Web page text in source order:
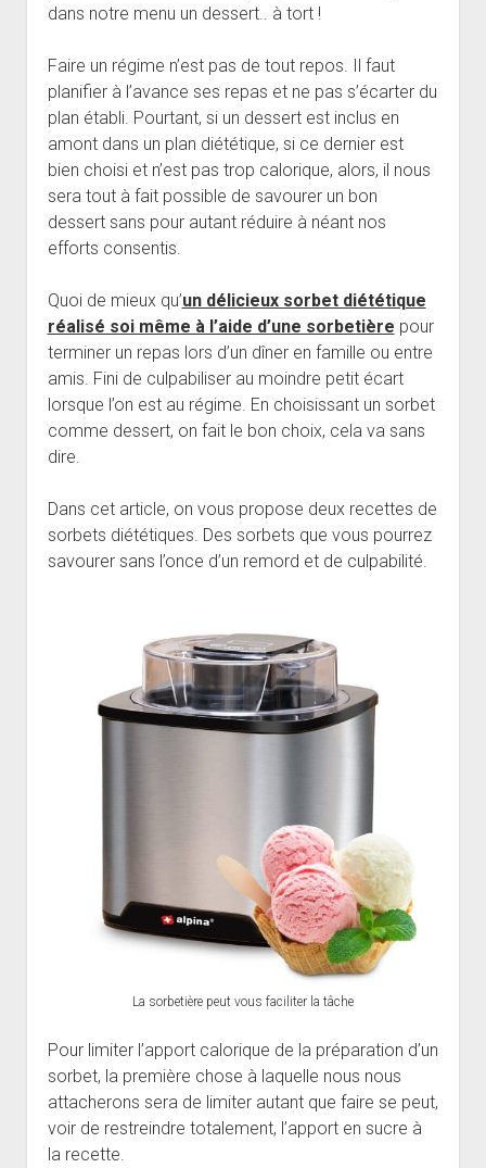
dans notre menu un dessert.. à tort !
Faire un régime n’est pas de tout repos. Il faut
planifier à l’avance ses repas et ne pas s’écarter du
plan établi. Pourtant, si un dessert est inclus en
amont dans un plan diététique, si ce dernier est
bien choisi et n’est pas trop calorique, alors, il nous
sera tout à fait possible de savourer un bon
dessert sans pour autant réduire à néant nos
efforts consentis.
Quoi de mieux qu’un délicieux sorbet diététique
réalisé soi même à l’aide d’une sorbetière pour
terminer un repas lors d’un dîner en famille ou entre
amis. Fini de culpabiliser au moindre petit écart
lorsque l’on est au régime. En choisissant un sorbet
comme dessert, on fait le bon choix, cela va sans
dire.
Dans cet article, on vous propose deux recettes de
sorbets diététiques. Des sorbets que vous pourrez
savourer sans l’once d’un remord et de culpabilité.
La sorbetière peut vous faciliter la tâche
Pour limiter l’apport calorique de la préparation d’un
sorbet, la première chose à laquelle nous nous
attacherons sera de limiter autant que faire se peut,
voir de restreindre totalement, l’apport en sucre à
la recette.